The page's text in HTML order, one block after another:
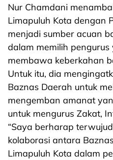
Nur Chamdani
Limapuluh Kota dengan
menjadi sumber acuan
dalam memilih
membawa keberkahan
Untuk itu, dia
Baznas Daerah untuk
mengemban amanat
untuk mengurus Zakat,
“Saya berharap
kolaborasi antara
Limapuluh Kota dalam